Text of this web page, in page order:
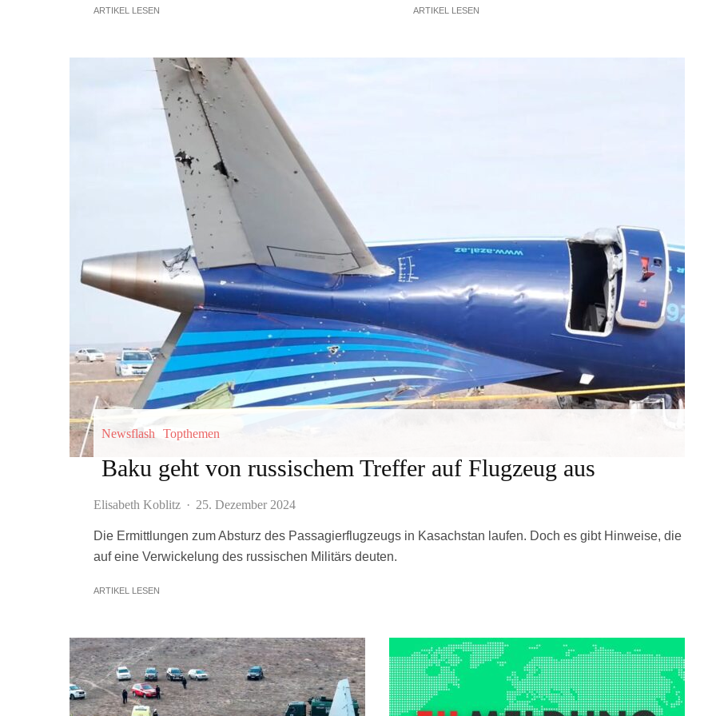
ARTIKEL LESEN ARTIKEL LESEN
Newsflash Topthemen
Baku geht von russischem Treffer auf Flugzeug aus
Elisabeth Koblitz · 25. Dezember 2024
Die Ermittlungen zum Absturz des Passagierflugzeugs in Kasachstan laufen. Doch es gibt Hinweise, die
auf eine Verwickelung des russischen Militärs deuten.
ARTIKEL LESEN